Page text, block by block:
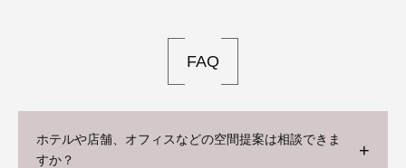
FAQ
ホテルや店舗、オフィスなどの空間提案は相談できま
すか？